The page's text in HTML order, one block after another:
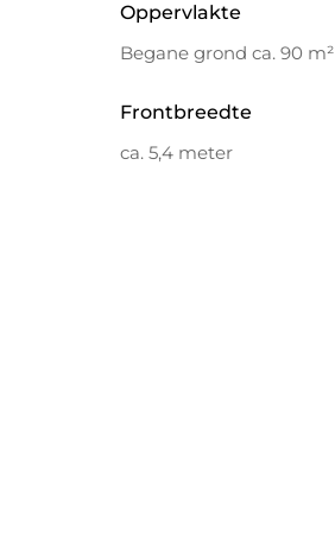
Oppervlakte
Begane grond ca. 90 m²
Frontbreedte
ca. 5,4 meter